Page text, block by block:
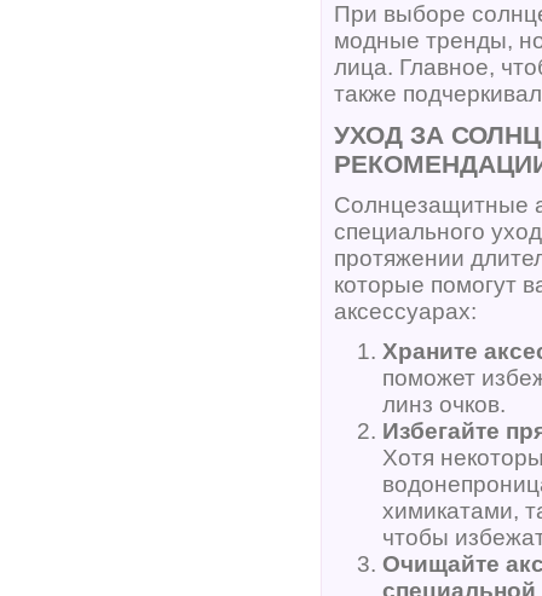
При выборе
модные тренды,
лица. Главное,
также
УХОД ЗА
Солнцезащитные
специального
протяжении
которые помогут
аксессуарах:
Храните
поможет
линз очков.
Избегайте
Хотя
химикатами,
чтобы
Очищайте
специальной